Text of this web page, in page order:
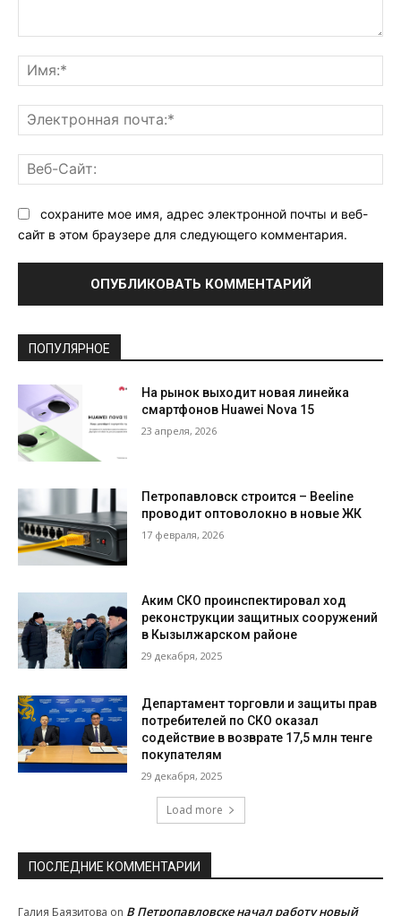
сохраните мое имя, адрес электронной почты и веб-
сайт в этом браузере для следующего комментария.
ПОПУЛЯРНОЕ
На рынок выходит новая линейка
смартфонов Huawei Nova 15
23 апреля, 2026
Петропавловск строится – Beeline
проводит оптоволокно в новые ЖК
17 февраля, 2026
Аким СКО проинспектировал ход
реконструкции защитных сооружений
в Кызылжарском районе
29 декабря, 2025
Департамент торговли и защиты прав
потребителей по СКО оказал
содействие в возврате 17,5 млн тенге
покупателям
29 декабря, 2025
Load more
ПОСЛЕДНИЕ КОММЕНТАРИИ
Галия Баязитова on В Петропавловске начал работу новый